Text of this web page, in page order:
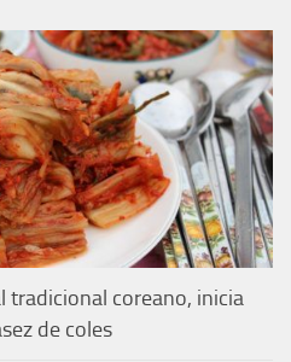
tradicional coreano, inicia
de coles